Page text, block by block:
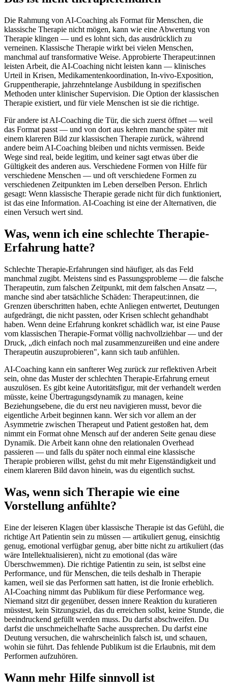
Die Rahmung von AI-Coaching als Format für Menschen, die
klassische Therapie nicht mögen, kann wie eine Abwertung von
Therapie klingen — und es lohnt sich, das ausdrücklich zu
verneinen. Klassische Therapie wirkt bei vielen Menschen,
manchmal auf transformative Weise. Approbierte Therapeut:innen
leisten Arbeit, die AI-Coaching nicht leisten kann — klinisches
Urteil in Krisen, Medikamentenkoordination, In-vivo-Exposition,
Gruppentherapie, jahrzehntelange Ausbildung in spezifischen
Methoden unter klinischer Supervision. Die Option der klassischen
Therapie existiert, und für viele Menschen ist sie die richtige.
Für andere ist AI-Coaching die Tür, die sich zuerst öffnet — weil
das Format passt — und von dort aus kehren manche später mit
einem klareren Bild zur klassischen Therapie zurück, während
andere beim AI-Coaching bleiben und nichts vermissen. Beide
Wege sind real, beide legitim, und keiner sagt etwas über die
Gültigkeit des anderen aus. Verschiedene Formen von Hilfe für
verschiedene Menschen — und oft verschiedene Formen zu
verschiedenen Zeitpunkten im Leben derselben Person. Ehrlich
gesagt: Wenn klassische Therapie gerade nicht für dich funktioniert,
ist das eine Information. AI-Coaching ist eine der Alternativen, die
einen Versuch wert sind.
Was, wenn ich eine schlechte Therapie-
Erfahrung hatte?
Schlechte Therapie-Erfahrungen sind häufiger, als das Feld
manchmal zugibt. Meistens sind es Passungsprobleme — die falsche
Therapeutin, zum falschen Zeitpunkt, mit dem falschen Ansatz —,
manche sind aber tatsächliche Schäden: Therapeut:innen, die
Grenzen überschritten haben, echte Anliegen entwertet, Deutungen
aufgedrängt, die nicht passten, oder Krisen schlecht gehandhabt
haben. Wenn deine Erfahrung konkret schädlich war, ist eine Pause
vom klassischen Therapie-Format völlig nachvollziehbar — und der
Druck, „dich einfach noch mal zusammenzureißen und eine andere
Therapeutin auszuprobieren", kann sich taub anfühlen.
AI-Coaching kann ein sanfterer Weg zurück zur reflektiven Arbeit
sein, ohne das Muster der schlechten Therapie-Erfahrung erneut
auszulösen. Es gibt keine Autoritätsfigur, mit der verhandelt werden
müsste, keine Übertragungsdynamik zu managen, keine
Beziehungsebene, die du erst neu navigieren musst, bevor die
eigentliche Arbeit beginnen kann. Wer sich vor allem an der
Asymmetrie zwischen Therapeut und Patient gestoßen hat, dem
nimmt ein Format ohne Mensch auf der anderen Seite genau diese
Dynamik. Die Arbeit kann ohne den relationalen Overhead
passieren — und falls du später noch einmal eine klassische
Therapie probieren willst, gehst du mit mehr Eigenständigkeit und
einem klareren Bild davon hinein, was du eigentlich suchst.
Was, wenn sich Therapie wie eine
Vorstellung anfühlte?
Eine der leiseren Klagen über klassische Therapie ist das Gefühl, die
richtige Art Patientin sein zu müssen — artikuliert genug, einsichtig
genug, emotional verfügbar genug, aber bitte nicht zu artikuliert (das
wäre Intellektualisieren), nicht zu emotional (das wäre
Überschwemmen). Die richtige Patientin zu sein, ist selbst eine
Performance, und für Menschen, die teils deshalb in Therapie
kamen, weil sie das Performen satt hatten, ist die Ironie erheblich.
AI-Coaching nimmt das Publikum für diese Performance weg.
Niemand sitzt dir gegenüber, dessen innere Reaktion du kuratieren
müsstest, kein Sitzungsziel, das du erreichen sollst, keine Stunde, die
beeindruckend gefüllt werden muss. Du darfst abschweifen. Du
darfst die unschmeichelhafte Sache aussprechen. Du darfst eine
Deutung versuchen, die wahrscheinlich falsch ist, und schauen,
wohin sie führt. Das fehlende Publikum ist die Erlaubnis, mit dem
Performen aufzuhören.
Wann mehr Hilfe sinnvoll ist